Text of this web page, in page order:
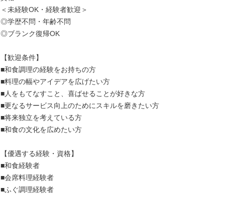
＜未経験OK・経験者歓迎＞
◎学歴不問・年齢不問
◎ブランク復帰OK
【歓迎条件】
■和食調理の経験をお持ちの方
■料理の幅やアイデアを広げたい方
■人をもてなすこと、喜ばせることが好きな方
■更なるサービス向上のためにスキルを磨きたい方
■将来独立を考えている方
■和食の文化を広めたい方
【優遇する経験・資格】
■和食経験者
■会席料理経験者
■ふぐ調理経験者